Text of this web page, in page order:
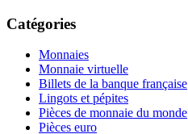
Catégories
Monnaies
Monnaie virtuelle
Billets de la banque française
Lingots et pépites
Pièces de monnaie du monde
Pièces euro